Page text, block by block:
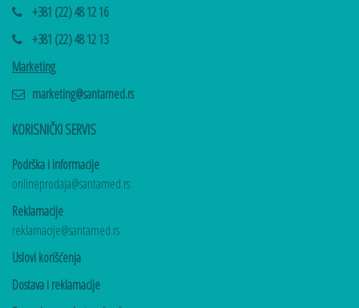
+381 (22) 48 12 16
+381 (22) 48 12 13
Marketing
marketing@santamed.rs
KORISNIČKI SERVIS
Podrška i informacije
onlineprodaja@santamed.rs
Reklamacije
reklamacije@santamed.rs
Uslovi korišćenja
Dostava i reklamacije